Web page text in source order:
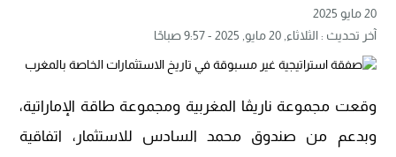
20 مايو 2025
آخر تحديث :الثلاثاء, 20 مايو, 2025 - 9:57 صباحًا
وقعت مجموعة ناريڤا المغربية ومجموعة طاقة الإماراتية،
وبدعم من صندوق محمد السادس للاستثمار، اتفاقية